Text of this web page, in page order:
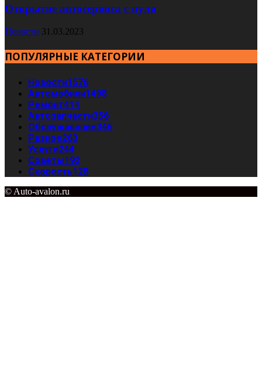
Открытие автосервиса с нуля
Новости 31.03.2023
ПОПУЛЯРНЫЕ КАТЕГОРИИ
Новости1576
Автомобили1498
Ремонт414
Автозапчасти356
Обслуживание346
Разное263
Услуги244
Советы192
Скорость128
© Auto-avalon.ru